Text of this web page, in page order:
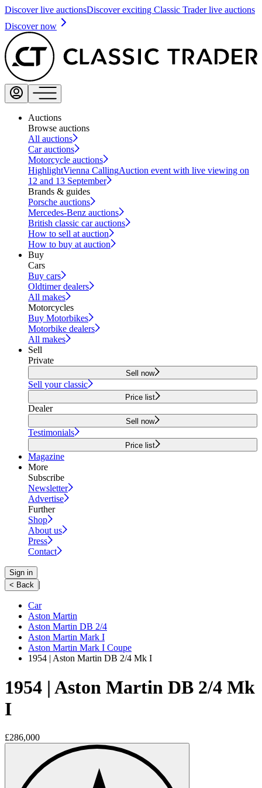
Discover live auctionsDiscover exciting Classic Trader live auctions
Discover now
Auctions
Browse auctions
All auctions
Car auctions
Motorcycle auctions
HighlightVienna CallingAuction event with live viewing on
12 and 13 September
Brands & guides
Porsche auctions
Mercedes-Benz auctions
British classic car auctions
How to sell at auction
How to buy at auction
Buy
Cars
Buy cars
Oldtimer dealers
All makes
Motorcycles
Buy Motorbikes
Motorbike dealers
All makes
Sell
Private
Sell now
Sell your classic
Price list
Dealer
Sell now
Testimonials
Price list
Magazine
More
Subscribe
Newsletter
Advertise
Further
Shop
About us
Press
Contact
Sign in
< Back |
Car
Aston Martin
Aston Martin DB 2/4
Aston Martin Mark I
Aston Martin Mark I Coupe
1954 | Aston Martin DB 2/4 Mk I
1954 | Aston Martin DB 2/4 Mk
I
£286,000